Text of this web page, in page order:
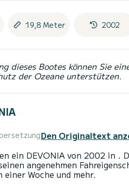
19,8 Meter 2002
dieses Bootes können Sie
der Ozeane unterstützen.
Den Originaltext
ein DEVONIA von 2002 in .
angenehmen
einer Woche und mehr.